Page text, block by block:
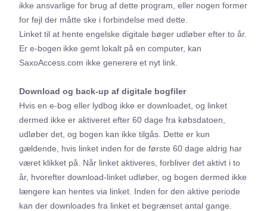
ikke ansvarlige for brug af dette program, eller nogen former
for fejl der måtte ske i forbindelse med dette.
Linket til at hente engelske digitale bøger udløber efter to år.
Er e-bogen ikke gemt lokalt på en computer, kan
SaxoAccess.com ikke generere et nyt link.
Download og back-up af digitale bogfiler
Hvis en e-bog eller lydbog ikke er downloadet, og linket
dermed ikke er aktiveret efter 60 dage fra købsdatoen,
udløber det, og bogen kan ikke tilgås. Dette er kun
gældende, hvis linket inden for de første 60 dage aldrig har
været klikket på. Når linket aktiveres, forbliver det aktivt i to
år, hvorefter download-linket udløber, og bogen dermed ikke
længere kan hentes via linket. Inden for den aktive periode
kan der downloades fra linket et begrænset antal gange.